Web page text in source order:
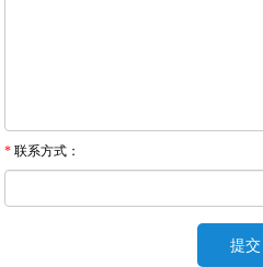
* 联系方式：